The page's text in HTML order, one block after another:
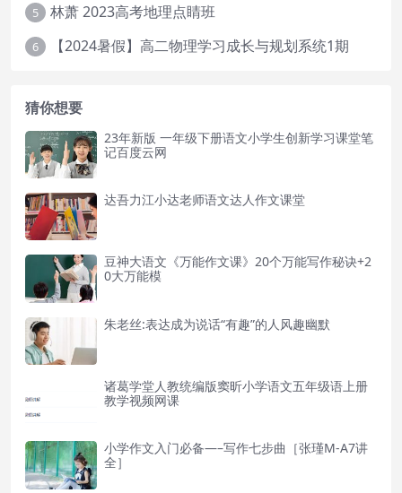
5 林萧 2023高考地理点睛班
6 【2024暑假】高二物理学习成长与规划系统1期
猜你想要
23年新版 一年级下册语文小学生创新学习课堂笔
记百度云网
达吾力江小达老师语文达人作文课堂
豆神大语文《万能作文课》20个万能写作秘诀+2
0大万能模
朱老丝:表达成为说话“有趣”的人风趣幽默
诸葛学堂人教统编版窦昕小学语文五年级语上册
教学视频网课
小学作文入门必备—–写作七步曲［张瑾M-A7讲
全］